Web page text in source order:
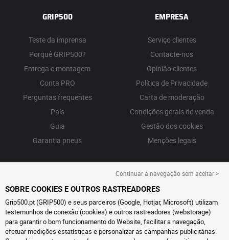
GRIP500
Teste da imprensa
Porquê GRIP500?
Entrega e montagem
Conta PRO
Perguntas frequentes
País
Guia
Garantia pneus
EMPRESA
Serviço clientes
Contacte-nos
Opinião clientes
Política de Privacidade
Carta de moderação
Condições gerais de venda
Gestão dos cookies
Menções legais
Continuar a navegação sem aceitar >
SOBRE COOKIES E OUTROS RASTREADORES
Grip500.pt (GRIP500) e seus parceiros (Google, Hotjar, Microsoft) utilizam
testemunhos de conexão (cookies) e outros rastreadores (webstorage)
para garantir o bom funcionamento do Website, facilitar a navegação,
efetuar medições estatísticas e personalizar as campanhas publicitárias.